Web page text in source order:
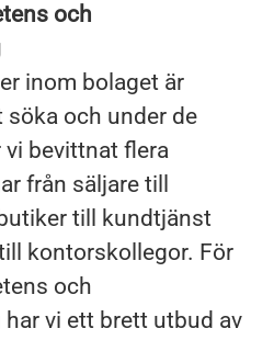
och
inom bolaget är
söka och under de
vi bevittnat flera
från säljare till
till kundtjänst
kontorskollegor. För
och
vi ett brett utbud av